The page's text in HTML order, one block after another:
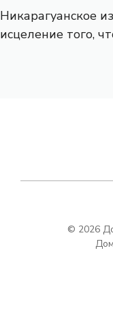
Никарагуанское
исцеление того,
© 2026